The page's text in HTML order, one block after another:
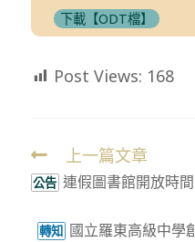
下載【ODT檔】
Post Views: 168
Read
more
上一篇文章
公告 連假圖書館開放時間
轉知 國立羅東高級中學